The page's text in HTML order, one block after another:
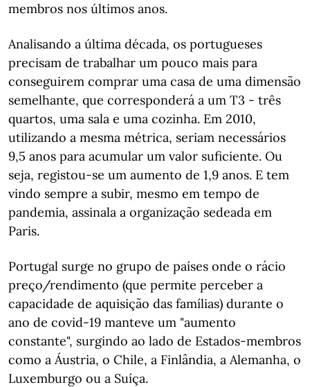
membros nos últimos anos.
Analisando a última década, os portugueses
precisam de trabalhar um pouco mais para
conseguirem comprar uma casa de uma dimensão
semelhante, que corresponderá a um T3 - três
quartos, uma sala e uma cozinha. Em 2010,
utilizando a mesma métrica, seriam necessários
9,5 anos para acumular um valor suficiente. Ou
seja, registou-se um aumento de 1,9 anos. E tem
vindo sempre a subir, mesmo em tempo de
pandemia, assinala a organização sedeada em
Paris.
Portugal surge no grupo de países onde o rácio
preço/rendimento (que permite perceber a
capacidade de aquisição das famílias) durante o
ano de covid-19 manteve um "aumento
constante", surgindo ao lado de Estados-membros
como a Áustria, o Chile, a Finlândia, a Alemanha, o
Luxemburgo ou a Suíça.